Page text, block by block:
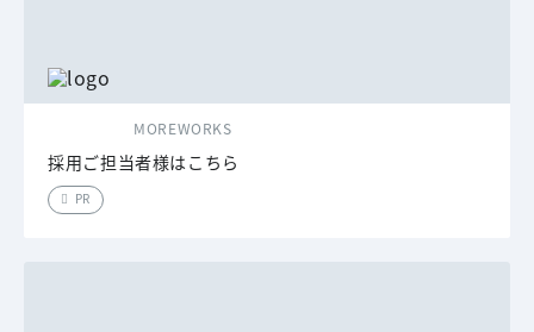
MOREWORKS
採用ご担当者様はこちら
PR